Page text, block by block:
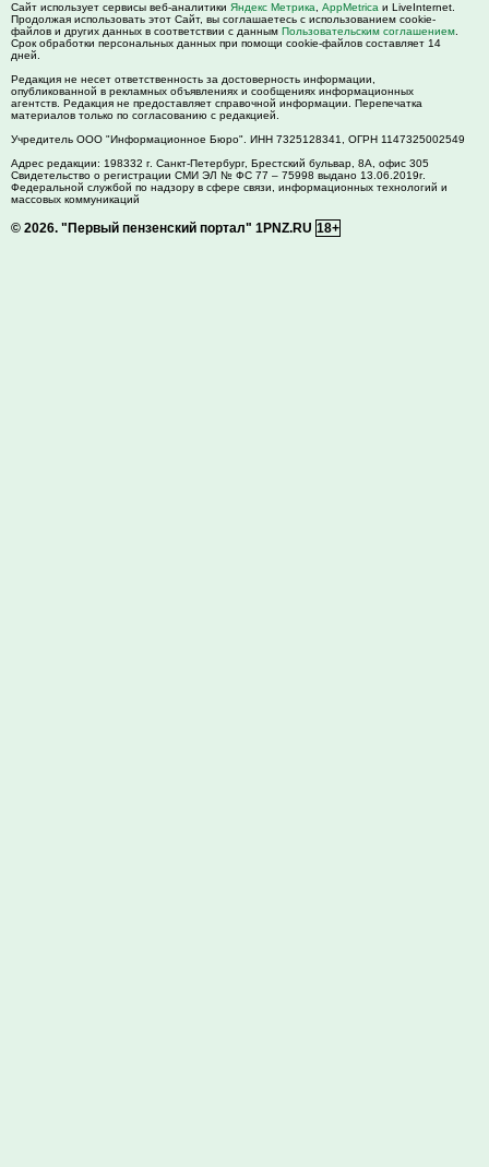
Сайт использует сервисы веб-аналитики Яндекс Метрика AppMetrica и LiveInternet.
Продолжая использовать этот Сайт, вы соглашаетесь с использованием cookie-
файлов и других данных в соответствии с данным Пользовательским соглашением
Срок обработки персональных данных при помощи cookie-файлов составляет 14
дней.
Редакция не несет ответственность за достоверность информации,
опубликованной в рекламных объявлениях и сообщениях информационных
агентств. Редакция не предоставляет справочной информации. Перепечатка
материалов только по согласованию с редакцией.
Учредитель ООО "Информационное Бюро". ИНН 7325128341, ОГРН 1147325002549
Адрес редакции: 198332 г. Санкт-Петербург, Брестский бульвар, 8А, офис 305
Свидетельство о регистрации СМИ ЭЛ № ФС 77 – 75998 выдано 13.06.2019г.
Федеральной службой по надзору в сфере связи, информационных технологий и
массовых коммуникаций
© 2026. "Первый пензенский портал" 1PNZ.RU 18+